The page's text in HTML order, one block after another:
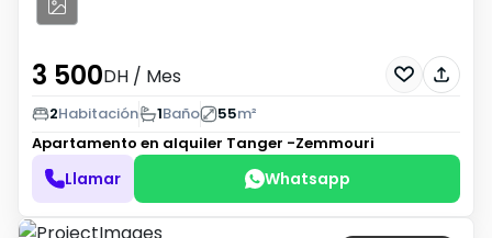
3 500DH / Mes
2Habitación 1Baño 55m²
Apartamento en alquiler Tanger -Zemmouri
Llamar Whatsapp